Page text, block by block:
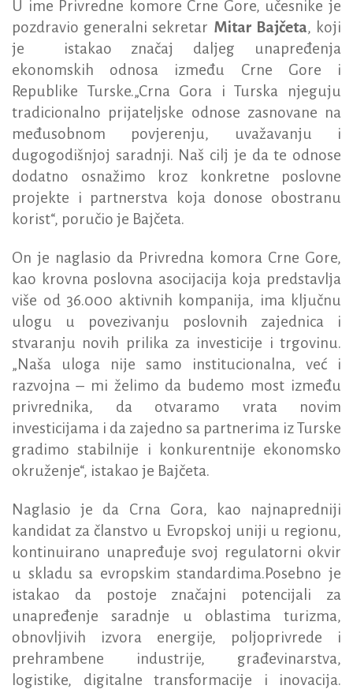
U ime Privredne komore Crne Gore, učesnike je
pozdravio generalni sekretar Mitar Bajčeta, koji
je istakao značaj daljeg unapređenja
ekonomskih odnosa između Crne Gore i
Republike Turske.„Crna Gora i Turska njeguju
tradicionalno prijateljske odnose zasnovane na
međusobnom povjerenju, uvažavanju i
dugogodišnjoj saradnji. Naš cilj je da te odnose
dodatno osnažimo kroz konkretne poslovne
projekte i partnerstva koja donose obostranu
korist“, poručio je Bajčeta.
On je naglasio da Privredna komora Crne Gore,
kao krovna poslovna asocijacija koja predstavlja
više od 36.000 aktivnih kompanija, ima ključnu
ulogu u povezivanju poslovnih zajednica i
stvaranju novih prilika za investicije i trgovinu.
„Naša uloga nije samo institucionalna, već i
razvojna – mi želimo da budemo most između
privrednika, da otvaramo vrata novim
investicijama i da zajedno sa partnerima iz Turske
gradimo stabilnije i konkurentnije ekonomsko
okruženje“, istakao je Bajčeta.
Naglasio je da Crna Gora, kao najnapredniji
kandidat za članstvo u Evropskoj uniji u regionu,
kontinuirano unapređuje svoj regulatorni okvir
u skladu sa evropskim standardima.Posebno je
istakao da postoje značajni potencijali za
unapređenje saradnje u oblastima turizma,
obnovljivih izvora energije, poljoprivrede i
prehrambene industrije, građevinarstva,
logistike, digitalne transformacije i inovacija.